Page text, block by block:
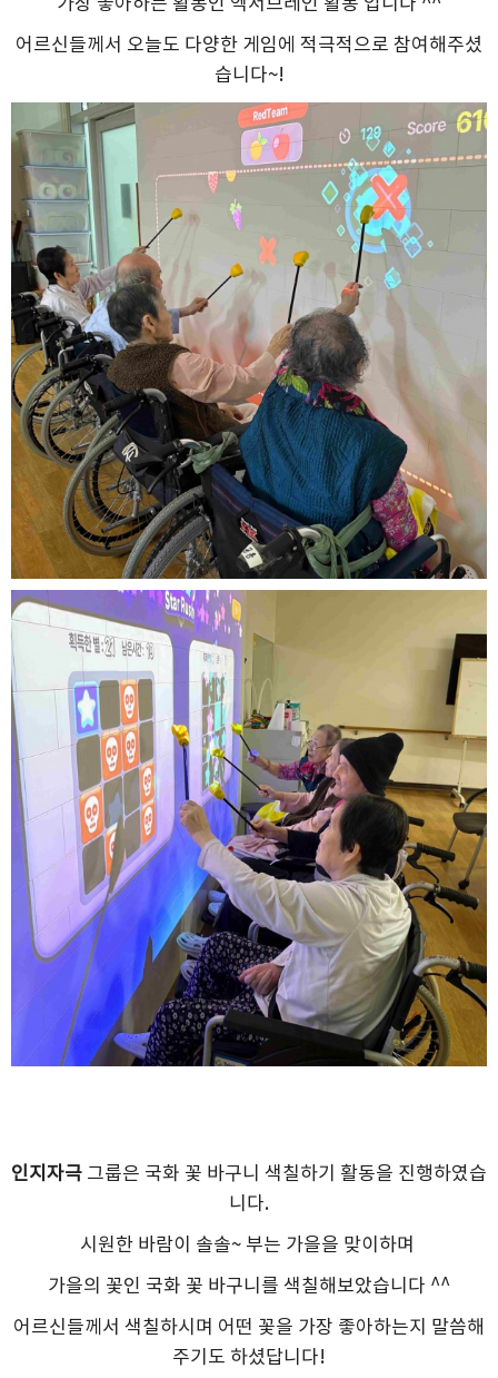
어르신들께서 오늘도 다양한 게임에 적극적으로 참여해주셨
습니다~!
인지자극 그룹은 국화 꽃 바구니 색칠하기 활동을 진행하였습
니다.
시원한 바람이 솔솔~ 부는 가을을 맞이하며
가을의 꽃인 국화 꽃 바구니를 색칠해보았습니다 ^^
어르신들께서 색칠하시며 어떤 꽃을 가장 좋아하는지 말씀해
주기도 하셨답니다!